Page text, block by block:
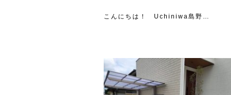
こんにちは！ Uchiniwa島野…